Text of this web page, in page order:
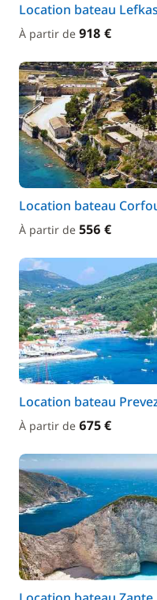
Location bateau Lefkas
À partir de 918 €
Location bateau
À partir de 556 €
Location bateau
À partir de 675 €